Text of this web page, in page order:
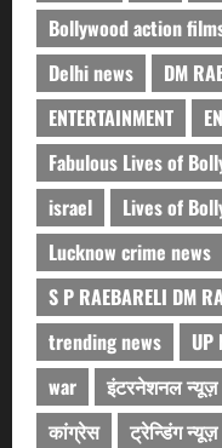
Bollywood action
Delhi news
DM
ENTERTAINMENT
Fabulous Lives of
israel
Lives of
Lucknow crime news
S P RAEBARELI DM
trending news
UP
war
इंटरनेशनल न्यूज़
कांग्रेस
ट्रेन्डिंग न्यूज़